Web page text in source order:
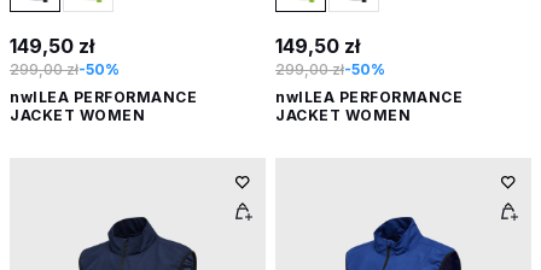
149,50 zł
299,00 zł-50%
nwlLEA PERFORMANCE
JACKET WOMEN
149,50 zł
299,00 zł-50%
nwlLEA PERFORMANCE
JACKET WOMEN